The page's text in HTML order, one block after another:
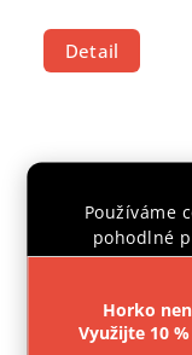
Používáme
pohodlné
provozu
Horko
Využijte 10
Detail